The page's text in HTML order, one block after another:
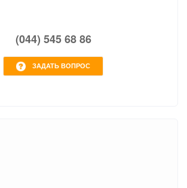
(044) 545 68 86
ЗАДАТЬ ВОПРОС